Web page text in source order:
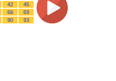
42
45
66
69
90 93